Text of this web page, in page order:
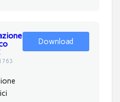
1763
Download